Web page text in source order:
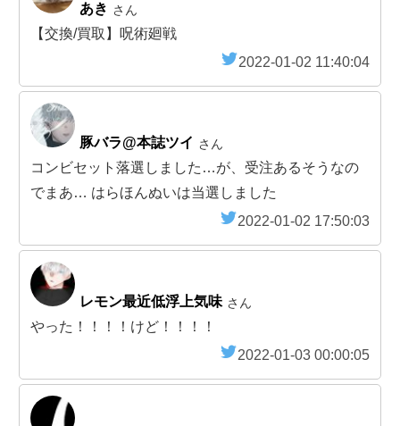
あき さん
【交換/買取】呪術廻戦
2022-01-02 11:40:04
豚バラ@本誌ツイ さん
コンビセット落選しました…が、受注あるそうなの
でまあ… はらほんぬいは当選しました
2022-01-02 17:50:03
レモン最近低浮上気味 さん
やった！！！！けど！！！！
2022-01-03 00:00:05